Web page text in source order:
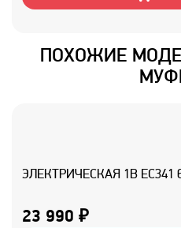
ПОХОЖИЕ
ЭЛЕКТРИЧЕСКАЯ 1B EC341
23 990 ₽